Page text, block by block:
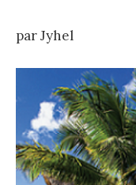
par Jyhel